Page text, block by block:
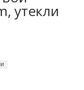
утекли